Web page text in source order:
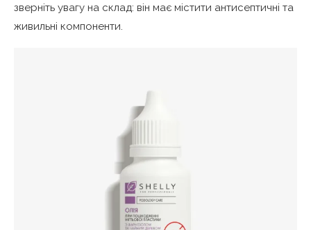
зверніть увагу на склад: він має містити антисептичні та
живильні компоненти.